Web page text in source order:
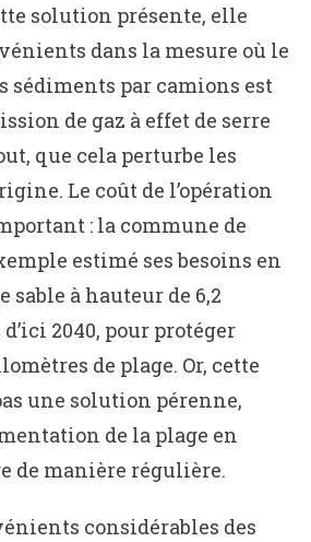
solution présente, elle
dans la mesure où le
sédiments par camions est
de gaz à effet de serre
que cela perturbe les
Le coût de l’opération
: la commune de
estimé ses besoins en
sable à hauteur de 6,2
2040, pour protéger
de plage. Or, cette
une solution pérenne,
de la plage en
de manière régulière.
considérables des